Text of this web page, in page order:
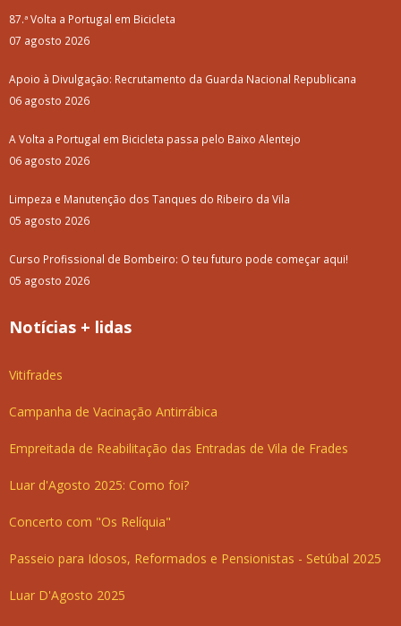
87.ª Volta a Portugal em Bicicleta
07 agosto 2026
Apoio à Divulgação: Recrutamento da Guarda Nacional Republicana
06 agosto 2026
A Volta a Portugal em Bicicleta passa pelo Baixo Alentejo
06 agosto 2026
Limpeza e Manutenção dos Tanques do Ribeiro da Vila
05 agosto 2026
Curso Profissional de Bombeiro: O teu futuro pode começar aqui!
05 agosto 2026
Notícias + lidas
Vitifrades
Campanha de Vacinação Antirrábica
Empreitada de Reabilitação das Entradas de Vila de Frades
Luar d'Agosto 2025: Como foi?
Concerto com "Os Relíquia"
Passeio para Idosos, Reformados e Pensionistas - Setúbal 2025
Luar D'Agosto 2025